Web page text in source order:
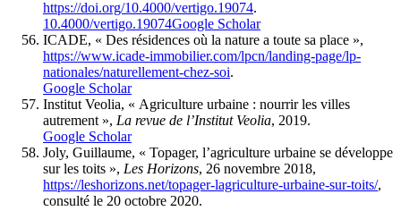
https://doi.org/10.4000/vertigo.19074.
10.4000/vertigo.19074Google Scholar
ICADE, « Des résidences où la nature a toute sa place »,
https://www.icade-immobilier.com/lpcn/landing-page/lp-
nationales/naturellement-chez-soi.
Google Scholar
Institut Veolia, « Agriculture urbaine : nourrir les villes
autrement », La revue de l’Institut Veolia, 2019.
Google Scholar
Joly, Guillaume, « Topager, l’agriculture urbaine se développe
sur les toits », Les Horizons, 26 novembre 2018,
https://leshorizons.net/topager-lagriculture-urbaine-sur-toits/,
consulté le 20 octobre 2020.